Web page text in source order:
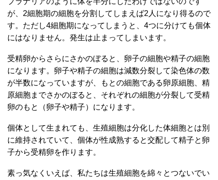
が、2細胞期の細胞を分割してしまえば2人になり得るので
す。ただし4細胞期になってしまうと、4つに分けても個体
にはなりません。発生は止まってしまいます。
受精卵からさらにさかのぼると、卵子の細胞や精子の細胞
になります。卵子や精子の細胞は減数分裂して染色体の数
が半数になっていますが、もとの細胞である卵原細胞、精
原細胞までさかのぼると、それぞれの細胞が分裂して受精
卵のもと（卵子や精子）になります。
個体として生まれても、生殖細胞は分化した体細胞とは別
に維持されていて、個体が性成熟すると交配して精子と卵
子から受精卵を作ります。
素っ気なくいえば、私たちは生殖細胞を綿々とつないでい